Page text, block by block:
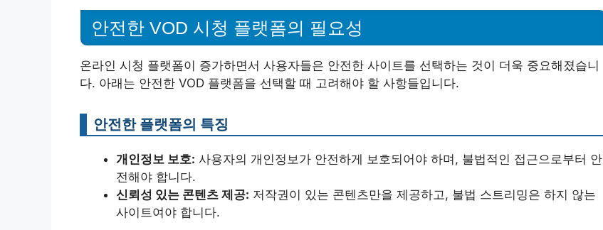
안전한 VOD 시청 플랫폼의 필요성
온라인 시청 플랫폼이 증가하면서 사용자들은 안전한 사이트를 선택하는 것이 더욱 중요해졌습니
다. 아래는 안전한 VOD 플랫폼을 선택할 때 고려해야 할 사항들입니다.
안전한 플랫폼의 특징
개인정보 보호: 사용자의 개인정보가 안전하게 보호되어야 하며, 불법적인 접근으로부터 안
전해야 합니다.
신뢰성 있는 콘텐츠 제공: 저작권이 있는 콘텐츠만을 제공하고, 불법 스트리밍은 하지 않는
사이트여야 합니다.